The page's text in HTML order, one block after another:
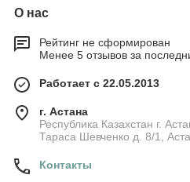
О нас
Рейтинг не сформирован
Менее 5 отзывов за
Работает с 22.05.2013
г. Астана
Республика Казахстан г.
Тараса Шевченко д. 8/1,
Контакты